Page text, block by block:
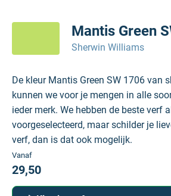
Mantis Green
Sherwin Williams
De kleur Mantis Green SW 1706 van
kunnen we voor je mengen in alle
ieder merk. We hebben de beste verf
voorgeselecteerd, maar schilder je
verf, dan is dat ook mogelijk.
Vanaf
29,50